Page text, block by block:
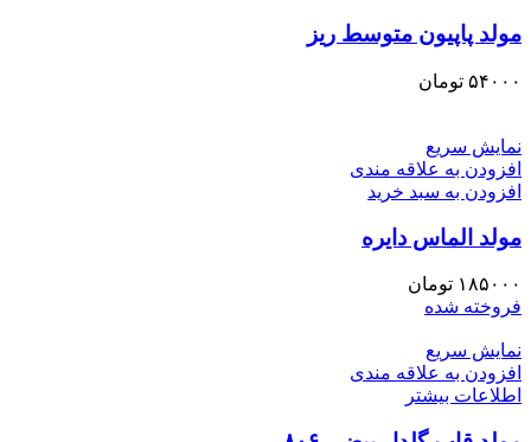
مولد پاپیون متوسط ریز
۵۴۰۰۰ تومان
نمایش سریع
افزودن به علاقه مندی
افزودن به سبد خرید
مولد الماس دایره
۱۸۵۰۰۰ تومان
فروخته شده
نمایش سریع
افزودن به علاقه مندی
اطلاعات بیشتر